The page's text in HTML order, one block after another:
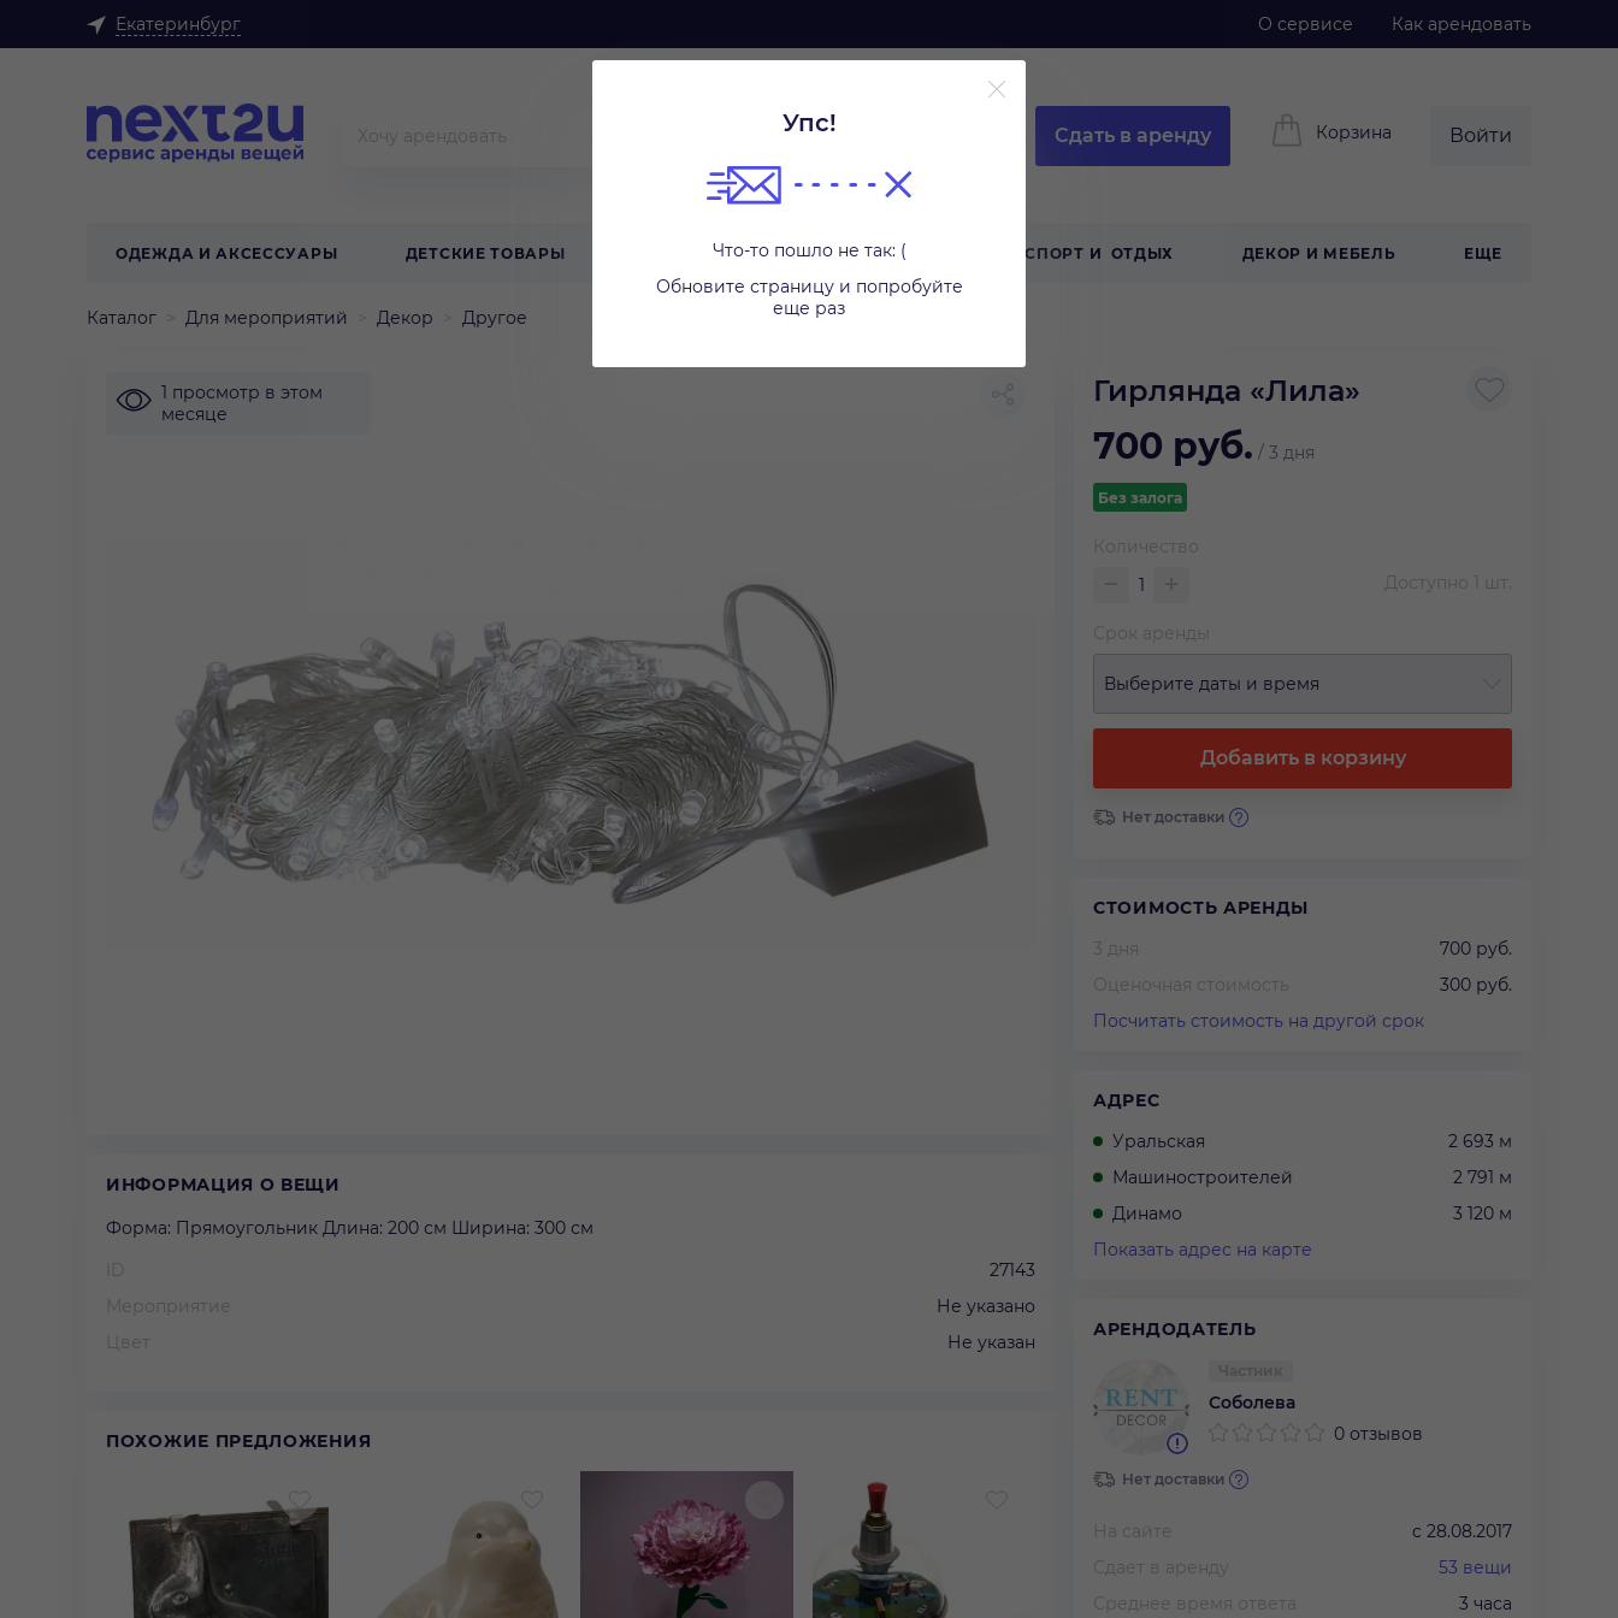
Екатеринбург О сервисе Как арендовать
Сдать в аренду Корзина Войти
ОДЕЖДА И АКСЕССУАРЫ ДЕТСКИЕ ТОВАРЫ ТЕХНИКА ДЛЯ ДОМА ТУРИЗМ СПОРТ И ОТДЫХ ДЕКОР И МЕБЕЛЬ ЕЩЕ
Упс!
Что-то пошло не так: (
Обновите страницу и попробуйте
еще раз
Каталог Для мероприятий Декор Другое
1 просмотр в этом
месяце
ИНФОРМАЦИЯ О ВЕЩИ
Форма: Прямоугольник Длина: 200 см Ширина: 300 см
ID
27143
Мероприятие
Не указано
Цвет
Не указан
ПОХОЖИЕ ПРЕДЛОЖЕНИЯ
Гирлянда «Лила»
700 руб. / 3 дня
Без залога
Количество
Доступно 1 шт.
Срок аренды
Выберите даты и время
Добавить в корзину
Нет доставки
СТОИМОСТЬ АРЕНДЫ
3 дня
700 руб.
Оценочная стоимость
300 руб.
Посчитать стоимость на другой срок
АДРЕС
Уральская
2 693 м
Машиностроителей
2 791 м
Динамо
3 120 м
Показать адрес на карте
АРЕНДОДАТЕЛЬ
Соболева
0 отзывов
Нет доставки
На сайте с 28.08.2017
Сдает в аренду
53 вещи
Среднее время ответа
3 часа